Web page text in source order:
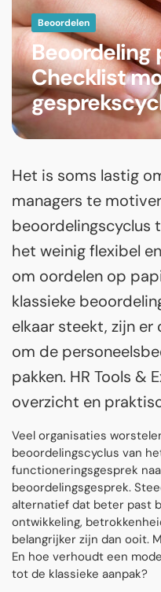
Beoordelen
Beoordeling
Checklist
Het is soms lastig
managers te
beoordelingscyclus
het weinig flexibel
om oordelen op
klassieke
elkaar steekt, zijn
om de
pakken. HR Tools &
overzicht en
Veel organisaties
beoordelingscyclus van
functioneringsgesprek
beoordelingsgesprek.
alternatief dat beter past
ontwikkeling,
belangrijker zijn dan ooit.
En hoe verhoudt een
tot de klassieke aanpak?